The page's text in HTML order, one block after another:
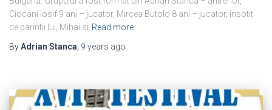
Ciocani Iosif 9 ani – jucator, Mircea Butolo 8 ani – jucator, insotit
de parintii lui, Mihai si Read more
ByAdrian Stanca 9 years ago